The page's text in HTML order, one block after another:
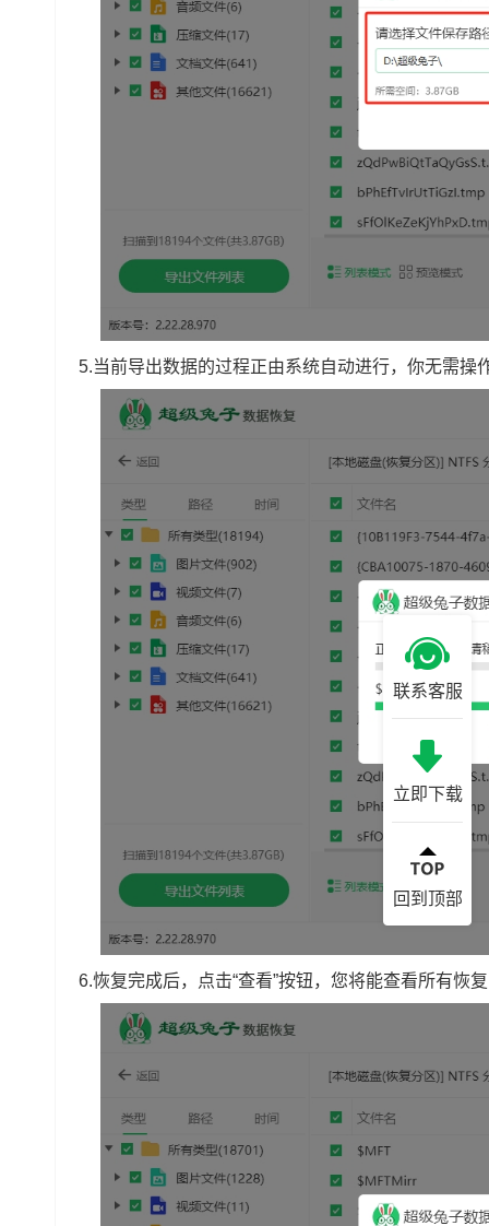
5.当前导出数据的过程正由系统自动进行，你无需操
6.恢复完成后，点击“查看”按钮，您将能查看所有恢
联系客服
立即下载
回到顶部